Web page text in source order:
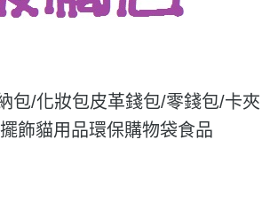
包/化妝包皮革錢包/零錢包/卡夾
飾貓用品環保購物袋食品